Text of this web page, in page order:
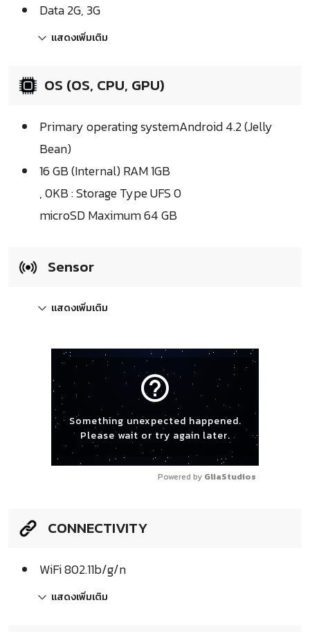
Data 2G, 3G
แสดงเพิ่มเติม
OS (OS, CPU, GPU)
Primary operating systemAndroid 4.2 (Jelly
Bean)
16 GB (Internal) RAM 1GB
, 0KB : Storage Type UFS 0
microSD Maximum 64 GB
Sensor
แสดงเพิ่มเติม
help_outline
Something unexpected happened.
Please wait or try again later.
Powered by GliaStudios
CONNECTIVITY
WiFi 802.11b/g/n
แสดงเพิ่มเติม